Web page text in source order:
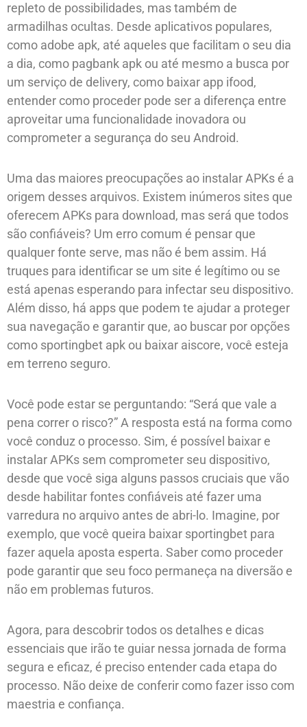
repleto de possibilidades, mas também de
armadilhas ocultas. Desde aplicativos populares,
como adobe apk, até aqueles que facilitam o seu dia
a dia, como pagbank apk ou até mesmo a busca por
um serviço de delivery, como baixar app ifood,
entender como proceder pode ser a diferença entre
aproveitar uma funcionalidade inovadora ou
comprometer a segurança do seu Android.
Uma das maiores preocupações ao instalar APKs é a
origem desses arquivos. Existem inúmeros sites que
oferecem APKs para download, mas será que todos
são confiáveis? Um erro comum é pensar que
qualquer fonte serve, mas não é bem assim. Há
truques para identificar se um site é legítimo ou se
está apenas esperando para infectar seu dispositivo.
Além disso, há apps que podem te ajudar a proteger
sua navegação e garantir que, ao buscar por opções
como sportingbet apk ou baixar aiscore, você esteja
em terreno seguro.
Você pode estar se perguntando: “Será que vale a
pena correr o risco?” A resposta está na forma como
você conduz o processo. Sim, é possível baixar e
instalar APKs sem comprometer seu dispositivo,
desde que você siga alguns passos cruciais que vão
desde habilitar fontes confiáveis até fazer uma
varredura no arquivo antes de abri-lo. Imagine, por
exemplo, que você queira baixar sportingbet para
fazer aquela aposta esperta. Saber como proceder
pode garantir que seu foco permaneça na diversão e
não em problemas futuros.
Agora, para descobrir todos os detalhes e dicas
essenciais que irão te guiar nessa jornada de forma
segura e eficaz, é preciso entender cada etapa do
processo. Não deixe de conferir como fazer isso com
maestria e confiança.